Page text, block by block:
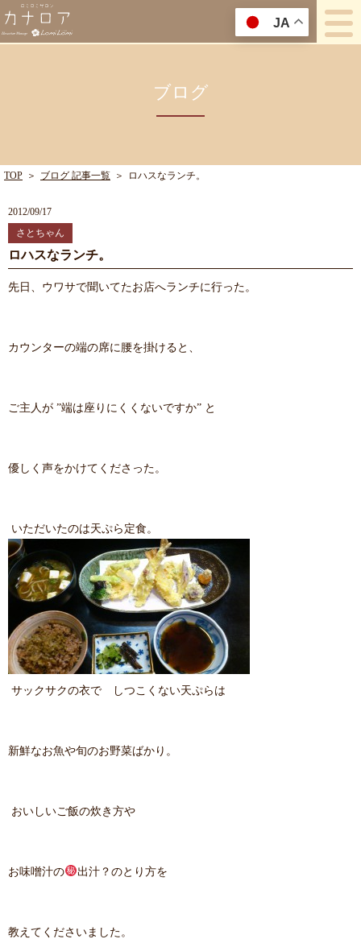
ブログ
TOP ＞ ブログ 記事一覧 ＞ ロハスなランチ。
2012/09/17
さとちゃん
ロハスなランチ。
先日、ウワサで聞いてたお店へランチに行った。
カウンターの端の席に腰を掛けると、
ご主人が ”端は座りにくくないですか” と
優しく声をかけてくださった。
いただいたのは天ぷら定食。
サックサクの衣で しつこくない天ぷらは
新鮮なお魚や旬のお野菜ばかり。
おいしいご飯の炊き方や
お味噌汁の 出汁？のとり方を
教えてくださいました。
JA